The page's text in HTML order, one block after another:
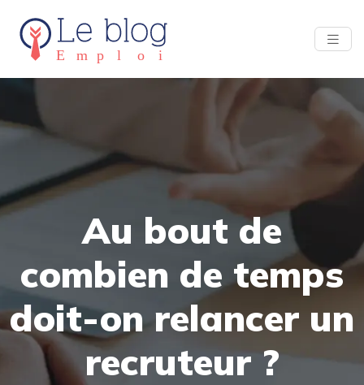
Au bout de
combien de temps
doit-on relancer un
recruteur ?